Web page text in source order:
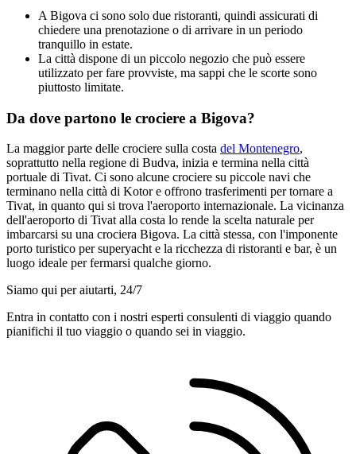
A Bigova ci sono solo due ristoranti, quindi assicurati di
chiedere una prenotazione o di arrivare in un periodo
tranquillo in estate.
La città dispone di un piccolo negozio che può essere
utilizzato per fare provviste, ma sappi che le scorte sono
piuttosto limitate.
Da dove partono le crociere a Bigova?
La maggior parte delle crociere sulla costa del Montenegro,
soprattutto nella regione di Budva, inizia e termina nella città
portuale di Tivat. Ci sono alcune crociere su piccole navi che
terminano nella città di Kotor e offrono trasferimenti per tornare a
Tivat, in quanto qui si trova l'aeroporto internazionale. La vicinanza
dell'aeroporto di Tivat alla costa lo rende la scelta naturale per
imbarcarsi su una crociera Bigova. La città stessa, con l'imponente
porto turistico per superyacht e la ricchezza di ristoranti e bar, è un
luogo ideale per fermarsi qualche giorno.
Siamo qui per aiutarti, 24/7
Entra in contatto con i nostri esperti consulenti di viaggio quando
pianifichi il tuo viaggio o quando sei in viaggio.